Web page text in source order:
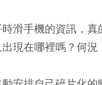
滑手機的資訊，
現在哪裡嗎？何